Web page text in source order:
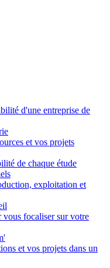
d'une entreprise de
et vos projets
de chaque étude
exploitation et
focaliser sur votre
et vos projets dans un